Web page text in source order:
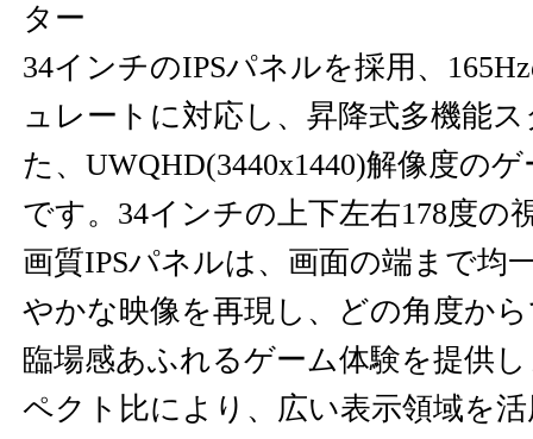
ター
34インチのIPSパネルを採用、
ュレートに対応し、昇降式多機能
た、UWQHD(3440x1440)解像度の
です。34インチの上下左右178度の
画質IPSパネルは、画面の端まで均
やかな映像を再現し、どの角度か
臨場感あふれるゲーム体験を提供
ペクト比により、広い表示領域を活